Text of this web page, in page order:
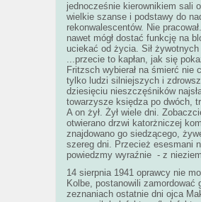
jednocześnie kierownikiem sali
wielkie szanse i podstawy do
rekonwalescentów. Nie
nawet mógł dostać funkcję na
uciekać od życia. Sił
...przecie to kapłan, jak się
Fritzsch wybierał na śmierć
tylko ludzi silniejszych i
dziesięciu nieszczęśników
towarzysze księdza po dwóch,
A on żył. Żył wiele dni.
otwierano drzwi katorżniczej
znajdowano go siedzącego,
szereg dni. Przecież esesmani
powiedzmy wyraźnie ­ - z
14 sierpnia 1941 oprawcy nie
Kolbe, postanowili zamordować
zeznaniach ostatnie dni ojca